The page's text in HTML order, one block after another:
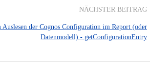
NÄCHSTER BEITRAG
Auslesen der Cognos Configuration im Report (oder
Datenmodell) - getConfigurationEntry